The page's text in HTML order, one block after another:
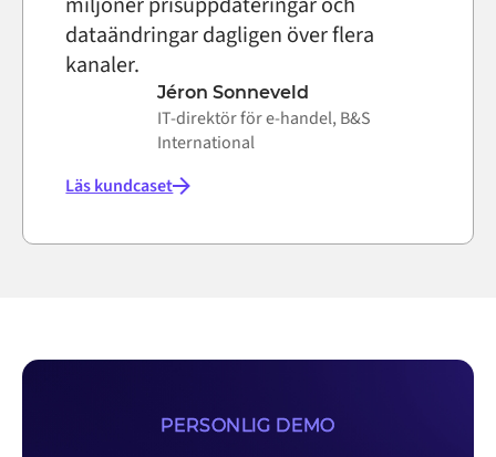
dataändringar dagligen över flera
kanaler.
Jéron Sonneveld
IT-direktör för e-handel, B&S
International
Läs kundcaset
PERSONLIG DEMO